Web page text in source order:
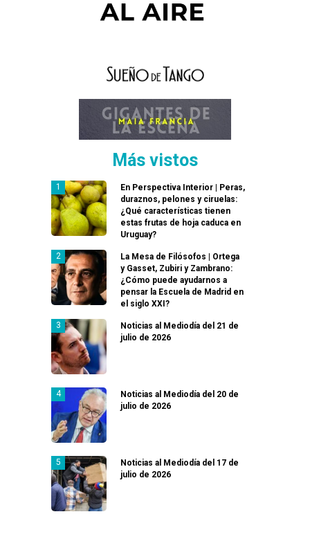
Más vistos
En Perspectiva Interior | Peras,
duraznos, pelones y ciruelas:
¿Qué características tienen
estas frutas de hoja caduca en
Uruguay?
La Mesa de Filósofos | Ortega
y Gasset, Zubiri y Zambrano:
¿Cómo puede ayudarnos a
pensar la Escuela de Madrid en
el siglo XXI?
Noticias al Mediodía del 21 de
julio de 2026
Noticias al Mediodía del 20 de
julio de 2026
Noticias al Mediodía del 17 de
julio de 2026